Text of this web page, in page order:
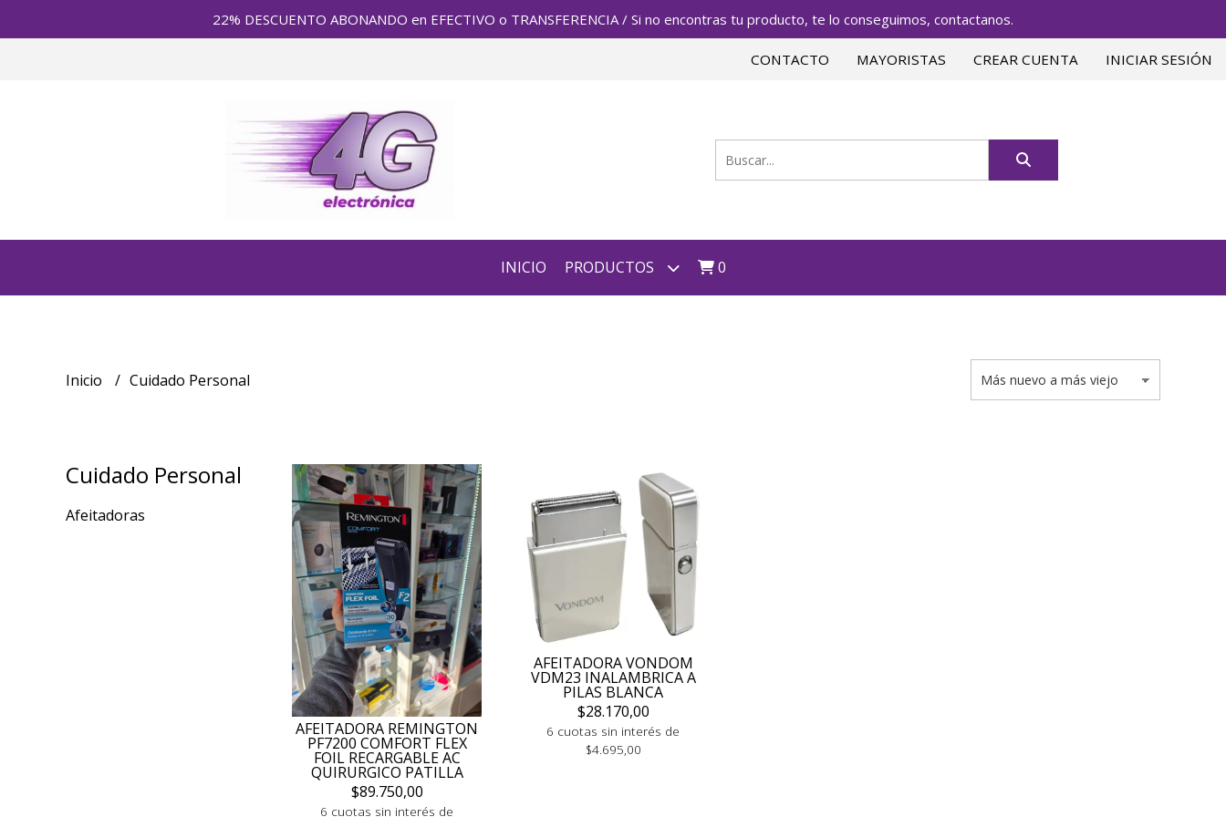
22% DESCUENTO ABONANDO en EFECTIVO o TRANSFERENCIA / Si no encontras tu producto, te lo conseguimos, contactanos.
CONTACTO MAYORISTAS CREAR CUENTA INICIAR SESIÓN
INICIO PRODUCTOS 0
Inicio Cuidado Personal
Cuidado Personal
Afeitadoras
AFEITADORA REMINGTON
PF7200 COMFORT FLEX
FOIL RECARGABLE AC
QUIRURGICO PATILLA
$89.750,00
6 cuotas sin interés de
AFEITADORA VONDOM
VDM23 INALAMBRICA A
PILAS BLANCA
$28.170,00
6 cuotas sin interés de
$4.695,00